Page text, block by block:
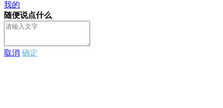
我的
随便说点什么
取消 确定